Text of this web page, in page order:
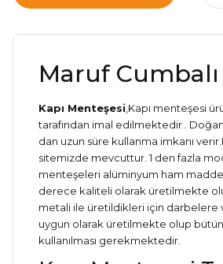
Maruf Cumbalı
Kapı Menteşesi ,Kapı menteşesi
tarafından imal edilmektedir .
dan uzun süre kullanma imkanı
sitemizde mevcuttur. 1 den fazla
menteşeleri alüminyum ham
derece kaliteli olarak üretilmekte
metali ile üretildikleri için darbelere
uygun olarak üretilmekte olup
kullanılması gerekmektedir.